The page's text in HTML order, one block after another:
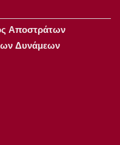
Αποστράτων
Δυνάμεων